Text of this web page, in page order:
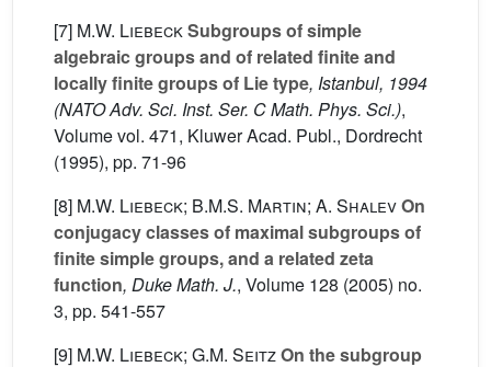
[7] M.W. LiebeckSubgroups of simple
algebraic groups and of related finite and
locally finite groups of Lie type, Istanbul, 1994
(NATO Adv. Sci. Inst. Ser. C Math. Phys. Sci.),
Volume vol. 471, Kluwer Acad. Publ., Dordrecht
(1995), pp. 71-96
[8] M.W. Liebeck; B.M.S. Martin; A. ShalevOn
conjugacy classes of maximal subgroups of
finite simple groups, and a related zeta
function, Duke Math. J., Volume 128 (2005) no.
3, pp. 541-557
[9] M.W. Liebeck; G.M. SeitzOn the subgroup